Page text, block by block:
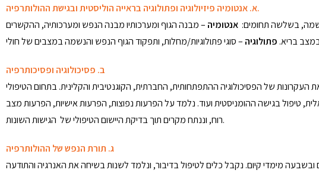
א. אנטומיה פיזיולוגיה ופתולוגיה בראייה הוליסטית ובגישת ההולותרפיה.
בשלשה תחומים: אנטומיה – מבנה הגוף ומערכותיו מבנה הנפש ומערכותיה, ההקשרים
בריא. פתולוגיה
ב. פסיכולוגיה ופסיכותרפיה
של הפסיכולוגיה ההתפתחותית, החברתית, הקוגנטיבית והקלינית. בתחום הטיפולי
טיפול בגישה ההומניסטית ועוד. נלמד על הפרעות נפוצות, הפרעות אישיות, הפרעות מצב
רוח, וננתח מקרים תוך בדיקת היישום הטיפולי של הגישות השונות.
ג. תורת הנפש של ההולותרפיה
מימדי קיום. נקבל כלים לטיפול בדיבור, ונלמד לשנות בשיחה את האנרגיה והתודעה